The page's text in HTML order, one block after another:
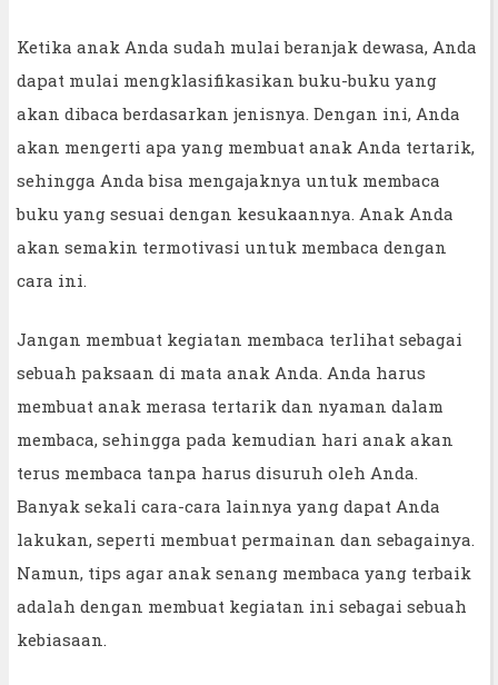
Ketika anak Anda sudah mulai beranjak dewasa, Anda
dapat mulai mengklasifikasikan buku-buku yang
akan dibaca berdasarkan jenisnya. Dengan ini, Anda
akan mengerti apa yang membuat anak Anda tertarik,
sehingga Anda bisa mengajaknya untuk membaca
buku yang sesuai dengan kesukaannya. Anak Anda
akan semakin termotivasi untuk membaca dengan
cara ini.
Jangan membuat kegiatan membaca terlihat sebagai
sebuah paksaan di mata anak Anda. Anda harus
membuat anak merasa tertarik dan nyaman dalam
membaca, sehingga pada kemudian hari anak akan
terus membaca tanpa harus disuruh oleh Anda.
Banyak sekali cara-cara lainnya yang dapat Anda
lakukan, seperti membuat permainan dan sebagainya.
Namun, tips agar anak senang membaca yang terbaik
adalah dengan membuat kegiatan ini sebagai sebuah
kebiasaan.